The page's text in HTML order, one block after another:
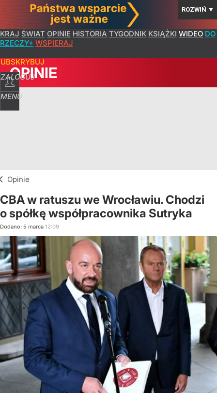
ROZWIŃ ▼
KRAJ ŚWIAT OPINIE HISTORIA TYGODNIK KSIĄŻKI WIDEO DO
RZECZY+ WSPIERAJ
ZALOGUJ
MENU
OPINIE
Opinie
CBA w ratuszu we Wrocławiu. Chodzi
o spółkę współpracownika Sutryka
Dodano: 5 marca 12:09